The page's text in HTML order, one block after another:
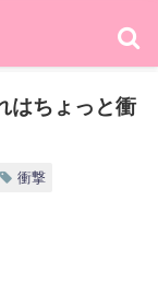
はちょっと衝
衝撃